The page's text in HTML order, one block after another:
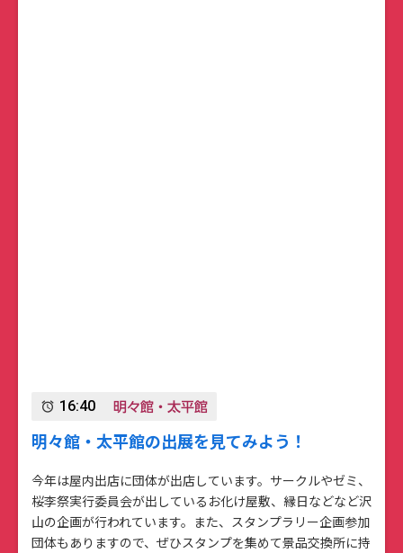
alarm 16:40 明々館・太平館
明々館・太平館の出展を見てみよう！
今年は屋内出店に団体が出店しています。サークルやゼミ、
桜李祭実行委員会が出しているお化け屋敷、縁日などなど沢
山の企画が行われています。また、スタンプラリー企画参加
団体もありますので、ぜひスタンプを集めて景品交換所に持